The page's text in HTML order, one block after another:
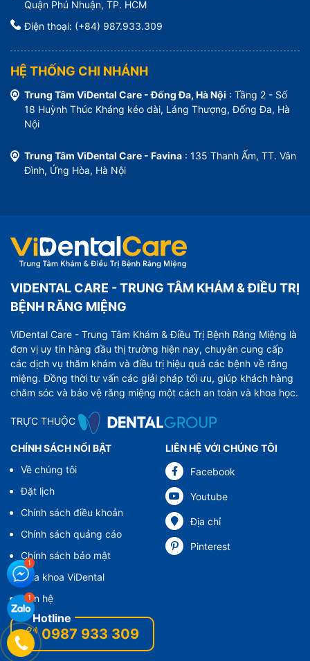
Quận Phú Nhuận, TP. HCM
Điện thoại: (+84) 987.933.309
HỆ THỐNG CHI NHÁNH
Trung Tâm ViDental Care - Đống Đa, Hà Nội : Tầng 2 - Số
18 Huỳnh Thúc Kháng kéo dài, Láng Thượng, Đống Đa, Hà
Nội
Trung Tâm ViDental Care - Favina : 135 Thanh Ấm, TT. Vân
Đình, Ứng Hòa, Hà Nội
VIDENTAL CARE - TRUNG TÂM KHÁM & ĐIỀU TRỊ
BỆNH RĂNG MIỆNG
ViDental Care - Trung Tâm Khám & Điều Trị Bệnh Răng Miệng là
đơn vị uy tín hàng đầu thị trường hiện nay, chuyên cung cấp
các dịch vụ thăm khám và điều trị hiệu quả các bệnh về răng
miệng. Đồng thời tư vấn các giải pháp tối ưu, giúp khách hàng
chăm sóc và bảo vệ răng miệng một cách an toàn và khoa học.
TRỰC THUỘC
CHÍNH SÁCH NỔI BẬT
Về chúng tôi
Đặt lịch
Chính sách điều khoản
Chính sách quảng cáo
Chính sách bảo mật
Nha khoa ViDental
Liên hệ
LIÊN HỆ VỚI CHÚNG TÔI
Facebook
Youtube
Địa chỉ
Pinterest
0987 933 309